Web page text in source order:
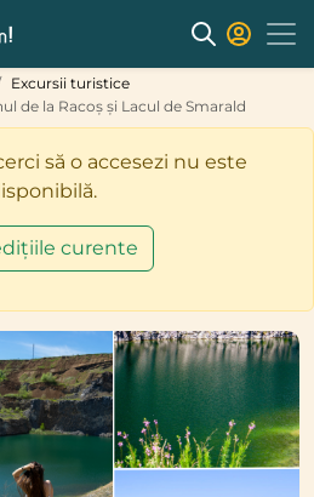
Excursii turistice
de la Racoș și Lacul de Smarald
să o accesezi nu este
curente